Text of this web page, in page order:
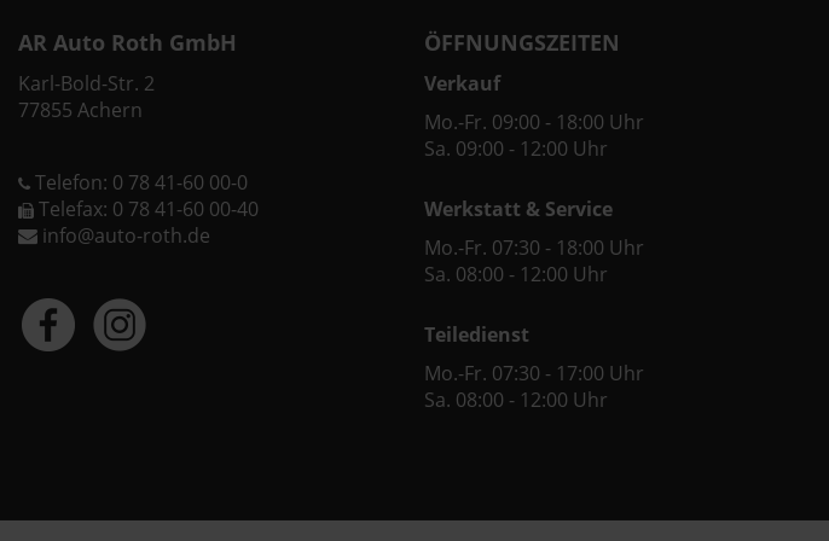
AR Auto Roth GmbH
Karl-Bold-Str. 2
77855 Achern
Telefon: 0 78 41-60 00-0
Telefax: 0 78 41-60 00-40
info@auto-roth.de
ÖFFNUNGSZEITEN
Verkauf
Mo.-Fr. 09:00 - 18:00 Uhr
Sa. 09:00 - 12:00 Uhr
Werkstatt & Service
Mo.-Fr. 07:30 - 18:00 Uhr
Sa. 08:00 - 12:00 Uhr
Teiledienst
Mo.-Fr. 07:30 - 17:00 Uhr
Sa. 08:00 - 12:00 Uhr